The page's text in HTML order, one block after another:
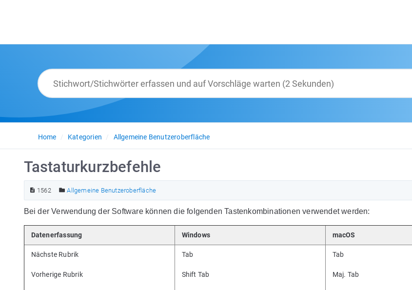
Home Kategorien Allgemeine Benutzeroberfläche
Tastaturkurzbefehle
1562 Allgemeine Benutzeroberfläche
Bei der Verwendung der Software können die folgenden Tastenkombinationen verwendet werden:
Datenerfassung Windows macOS
Nächste Rubrik
Vorherige Rubrik
Tab
Shift Tab
Tab
Maj. Tab